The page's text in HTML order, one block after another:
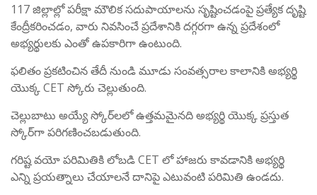
117 జిల్లాల్లో పరీక్షా మౌలిక సదుపాయాలను సృష్టించడంపై ప్రత్యేక దృష్టి
కేంద్రీకరించడం, వారు నివసించే ప్రదేశానికి దగ్గరగా ఉన్న ప్రదేశంలో
అభ్యర్థులకు ఎంతో ఉపకారిగా ఉంటుంది.
ఫలితం ప్రకటించిన తేదీ నుండి మూడు సంవత్సరాల కాలానికి అభ్యర్థి
యొక్క CET స్కోరు చెల్లుతుంది.
చెల్లుబాటు అయ్యే స్కోర్‌లలో ఉత్తమమైనది అభ్యర్థి యొక్క ప్రస్తుత
స్కోర్‌గా పరిగణించబడుతుంది.
గరిష్ట వయో పరిమితికి లోబడి CET లో హాజరు కావడానికి అభ్యర్థి
ఎన్ని ప్రయత్నాలు చేయాలనే దానిపై ఎటువంటి పరిమితి ఉండదు.